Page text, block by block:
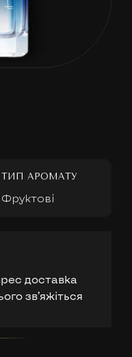
ТИП АРОМАТУ
Фруктові
доставка
звʼяжіться